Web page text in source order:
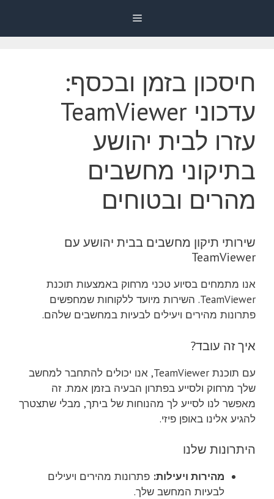
Menu
חיסכון בזמן ובכסף:
עדכוני TeamViewer
עזרו לבית יהושע
בתיקוני מחשבים
מהרים ובטוחים
שירותי תיקון מחשבים בבית יהושע עם
TeamViewer
אנו מתמחים בסיוע טכני מרחוק באמצעות תוכנת
TeamViewer. השירות מיועד ללקוחות שמחפשים
פתרונות מהירים ויעילים לבעיות במחשבים שלהם.
איך זה עובד?
עם תוכנת TeamViewer, אנו יכולים להתחבר למחשב
שלך מרחוק ולסייע בפתרון הבעיה בזמן אמת. זה
מאפשר לנו לסייע לך מהנוחות של ביתך, מבלי שתצטרך
להגיע אלינו באופן פיזי.
היתרונות שלנו
מהירות ויעילות: פתרונות מהירים ויעילים
לבעיות המחשב שלך.